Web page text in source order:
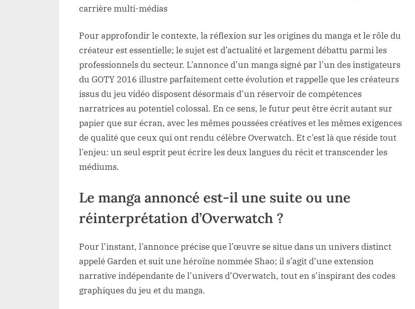
carrière multi-médias
Pour approfondir le contexte, la réflexion sur les origines du manga et le rôle du
créateur est essentielle; le sujet est d’actualité et largement débattu parmi les
professionnels du secteur. L’annonce d’un manga signé par l’un des instigateurs
du GOTY 2016 illustre parfaitement cette évolution et rappelle que les créateurs
issus du jeu vidéo disposent désormais d’un réservoir de compétences
narratrices au potentiel colossal. En ce sens, le futur peut être écrit autant sur
papier que sur écran, avec les mêmes poussées créatives et les mêmes exigences
de qualité que ceux qui ont rendu célèbre Overwatch. Et c’est là que réside tout
l’enjeu: un seul esprit peut écrire les deux langues du récit et transcender les
médiums.
Le manga annoncé est-il une suite ou une
réinterprétation d’Overwatch ?
Pour l’instant, l’annonce précise que l’œuvre se situe dans un univers distinct
appelé Garden et suit une héroïne nommée Shao; il s’agit d’une extension
narrative indépendante de l’univers d’Overwatch, tout en s’inspirant des codes
graphiques du jeu et du manga.